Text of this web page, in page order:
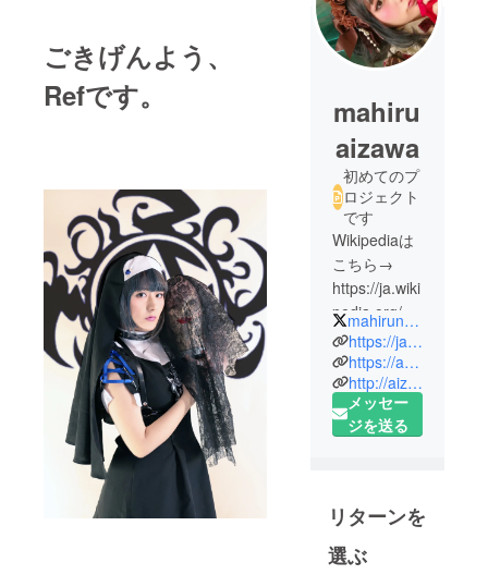
ごきげんよう、
Refです。
mahiru
aizawa
初めてのプ
ロジェクト
です
Wikipediaは
こちら→
https://ja.wiki
pedia.org/wi
ki/逢沢まひ
る
ごきげんよ
う！逢沢ま
校に通って
きたグラビ
アアイドル
mahirun_Ai
https://ja.wikipedia.org/wiki/逢沢まひる
https://ameblo.jp/aizawamahirun
http://aizawamahiru.web.fc2.com/ref.html
メッセー
ジを送る
リターンを
選ぶ